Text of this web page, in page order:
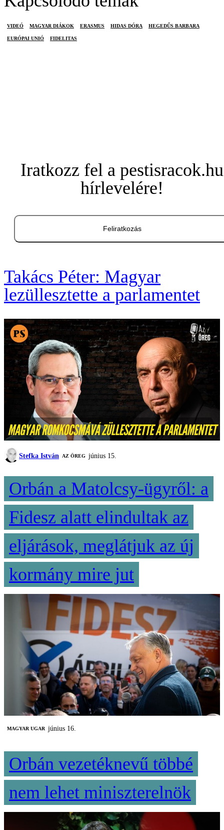
VIDEÓ MAGYAR DIÁKOK ERASMUS HIDAS DÓRA HEGEDŰS BARBARA
EURÓPAI UNIÓ FIDELITAS
Iratkozz fel a pestisracok.hu
hírlevelére!
Feliratkozás
Takács Péter: Magyar
lezüllesztette a parlamentet
Stefka István AZ ÖREG június 15.
Orbán a Matolcsy-ügyről: a
Fidesz alatt elindultak az
eljárások, meglátjuk az új
kormány mire jut
MAGYAR UGAR június 16.
Orbán vezetéknevű többé
nem lehet miniszterelnök